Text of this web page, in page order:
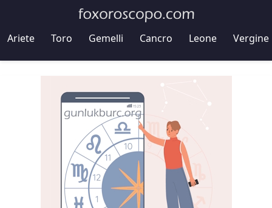
Ariete Toro Gemelli Cancro Leone Vergine